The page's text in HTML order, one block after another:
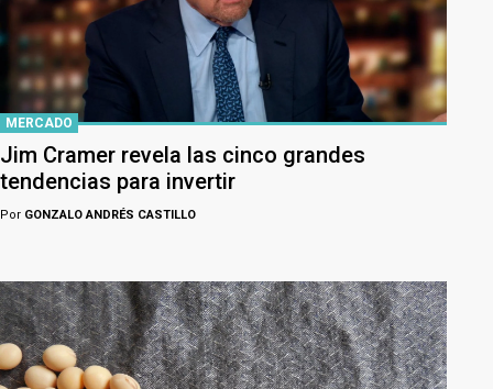
MERCADO
Jim Cramer revela las cinco grandes
tendencias para invertir
Por GONZALO ANDRÉS CASTILLO